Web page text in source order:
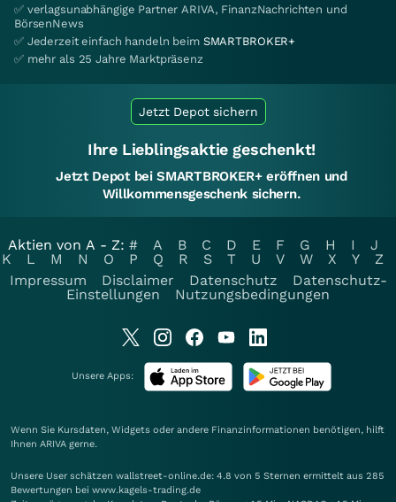
✅ verlagsunabhängige Partner ARIVA, FinanzNachrichten und
BörsenNews
✅ Jederzeit einfach handeln beim SMARTBROKER+
✅ mehr als 25 Jahre Marktpräsenz
Jetzt Depot sichern
Ihre Lieblingsaktie geschenkt!
Jetzt Depot bei SMARTBROKER+ eröffnen und
Willkommensgeschenk sichern.
Aktien von A - Z: # A B C D E F G H I
J
K
L M N O P Q R S T U V W X Y
Z
Impressum
Disclaimer Datenschutz
Datenschutz-
Einstellungen
Nutzungsbedingungen
Unsere Apps:
Wenn Sie Kursdaten, Widgets oder andere Finanzinformationen benötigen, hilft
Ihnen ARIVA gerne.
Unsere User schätzen wallstreet-online.de: 4.8 von 5 Sternen ermittelt aus 285
Bewertungen bei www.kagels-trading.de